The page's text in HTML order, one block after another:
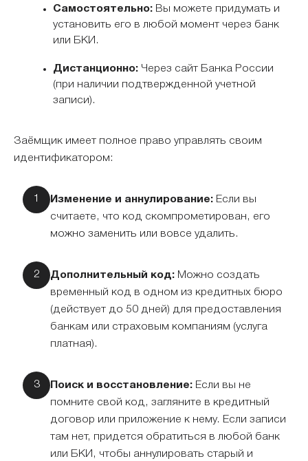
Самостоятельно:Вы можете придумать и
установить его в любой момент через банк
или БКИ.
Дистанционно:Через сайт Банка России
(при наличии подтвержденной учетной
записи).
Заёмщик имеет полное право управлять своим
идентификатором:
Изменение и аннулирование: Если вы
считаете, что код скомпрометирован, его
можно заменить или вовсе удалить.
Дополнительный код: Можно создать
временный код в одном из кредитных бюро
(действует до 50 дней) для предоставления
банкам или страховым компаниям (услуга
платная).
Поиск и восстановление: Если вы не
помните свой код, загляните в кредитный
договор или приложение к нему. Если записи
там нет, придется обратиться в любой банк
или БКИ, чтобы аннулировать старый и